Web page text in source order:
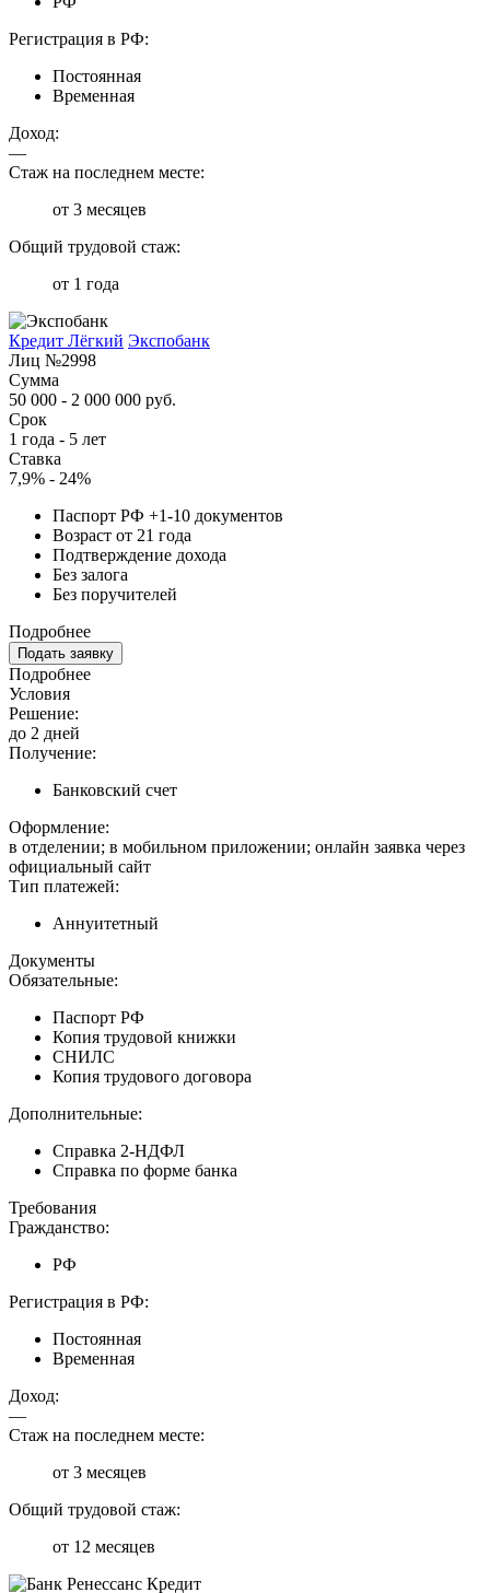
Регистрация в РФ:
Постоянная
Временная
Доход:
—
Стаж на последнем месте:
от 3 месяцев
Общий трудовой стаж:
от 1 года
Кредит Лёгкий Экспобанк
Лиц №2998
Сумма
50 000 - 2 000 000 руб.
Срок
1 года - 5 лет
Ставка
7,9% - 24%
Паспорт РФ +1-10 документов
Возраст от 21 года
Подтверждение дохода
Без залога
Без поручителей
Подробнее
Подать заявку
Подробнее
Условия
Решение:
до 2 дней
Получение:
Банковский счет
Оформление:
в отделении; в мобильном приложении; онлайн заявка через
официальный сайт
Тип платежей:
Аннуитетный
Документы
Обязательные:
Паспорт РФ
Копия трудовой книжки
СНИЛС
Копия трудового договора
Дополнительные:
Справка 2-НДФЛ
Справка по форме банка
Требования
Гражданство:
РФ
Регистрация в РФ:
Постоянная
Временная
Доход:
—
Стаж на последнем месте:
от 3 месяцев
Общий трудовой стаж:
от 12 месяцев